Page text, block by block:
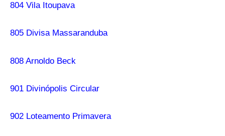
804 Vila Itoupava
805 Divisa Massaranduba
808 Arnoldo Beck
901 Divinópolis Circular
902 Loteamento Primavera